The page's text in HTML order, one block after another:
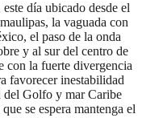
día ubicado desde el
la vaguada con
el paso de la onda
y al sur del centro de
con la fuerte divergencia
favorecer inestabilidad
del Golfo y mar Caribe
se espera mantenga el